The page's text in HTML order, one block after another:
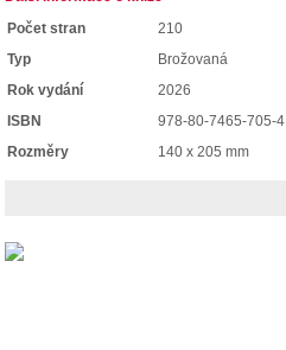
Počet stran
210
Typ
Brožovaná
Rok vydání
2026
ISBN
978-80-7465-705-4
Rozměry
140 x 205 mm